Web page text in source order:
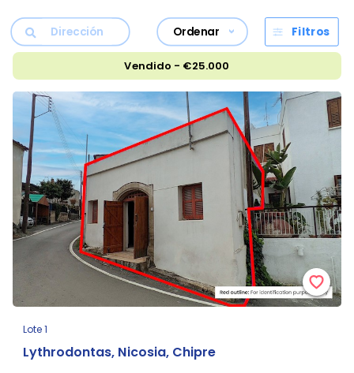
Ordenar Filtros
Vendido - €25.000
Lote 1
Lythrodontas, Nicosia, Chipre